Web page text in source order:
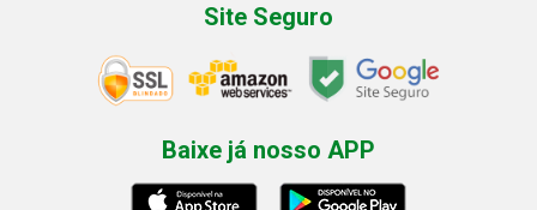
Site Seguro
Baixe já nosso APP